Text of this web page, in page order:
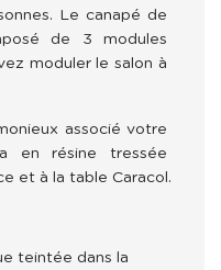
Le canapé de
de 3 modules
moduler le salon à
associé votre
en résine tressée
et à la table Caracol.
teintée dans la